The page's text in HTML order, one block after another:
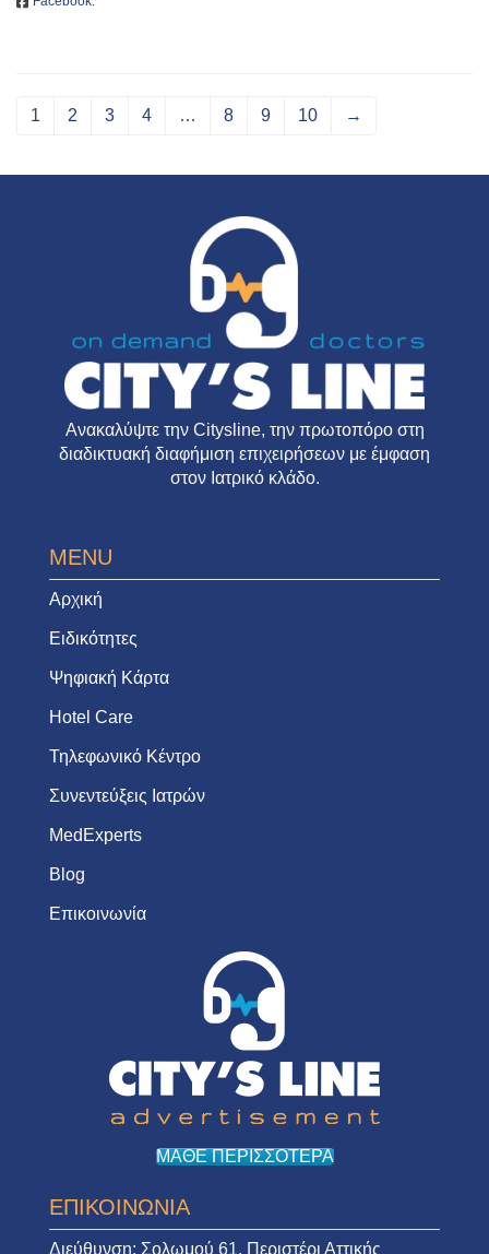
1 2 3 4 … 8 9 10 →
Ανακαλύψτε την Citysline, την πρωτοπόρο στη
διαδικτυακή διαφήμιση επιχειρήσεων με έμφαση
στον Ιατρικό κλάδο.
MENU
Αρχική
Ειδικότητες
Ψηφιακή Κάρτα
Hotel Care
Τηλεφωνικό Κέντρο
Συνεντεύξεις Ιατρών
MedExperts
Blog
Επικοινωνία
ΜΑΘΕ ΠΕΡΙΣΣΟΤΕΡΑ
ΕΠΙΚΟΙΝΩΝΙΑ
Διεύθυνση: Σολωμού 61, Περιστέρι Αττικής